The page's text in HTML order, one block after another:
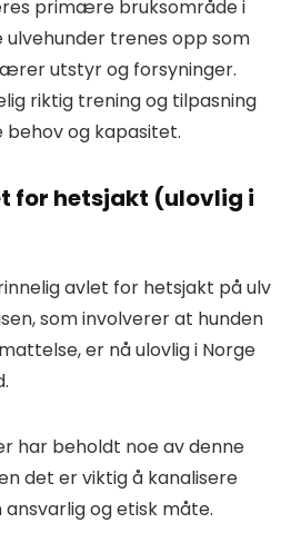
primære bruksområde i
ulvehunder trenes opp som
utstyr og forsyninger.
riktig trening og tilpasning
behov og kapasitet.
for hetsjakt (ulovlig i
avlet for hetsjakt på ulv
som involverer at hunden
er nå ulovlig i Norge
har beholdt noe av denne
det er viktig å kanalisere
og etisk måte.